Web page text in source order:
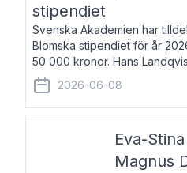
stipendiet
Svenska Akademien har
Blomska stipendiet för år
50 000 kronor. Hans
professor i svenska vid
disputerade år 2000 på
2026-06-08
Eva-
Magnus